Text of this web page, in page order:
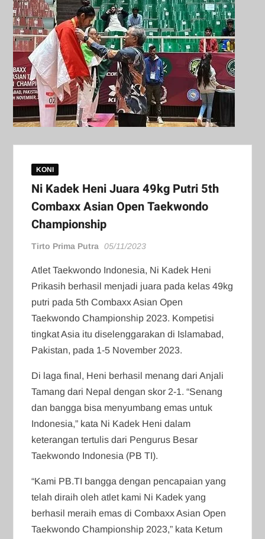
KONI
Ni Kadek Heni Juara 49kg Putri 5th
Combaxx Asian Open Taekwondo
Championship
Tirto Prima Putra 05/11/2023
Atlet Taekwondo Indonesia, Ni Kadek Heni
Prikasih berhasil menjadi juara pada kelas 49kg
putri pada 5th Combaxx Asian Open
Taekwondo Championship 2023. Kompetisi
tingkat Asia itu diselenggarakan di Islamabad,
Pakistan, pada 1-5 November 2023.
Di laga final, Heni berhasil menang dari Anjali
Tamang dari Nepal dengan skor 2-1. “Senang
dan bangga bisa menyumbang emas untuk
Indonesia,” kata Ni Kadek Heni dalam
keterangan tertulis dari Pengurus Besar
Taekwondo Indonesia (PB TI).
“Kami PB.TI bangga dengan pencapaian yang
telah diraih oleh atlet kami Ni Kadek yang
berhasil meraih emas di Combaxx Asian Open
Taekwondo Championship 2023,” kata Ketum